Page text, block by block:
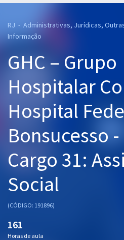
Assinatura Ilimitada
Graduação
OAB
Mentorias
Questões grátis
Conteúdo gratuito
Blog
Aprovados
RJ - Administrativas, Jurídicas,
Informação
GHC – Grupo
Hospitalar
Hospital
Bonsucesso -
Cargo 31:
Social
(CÓDIGO: 191896)
161
Horas de aula